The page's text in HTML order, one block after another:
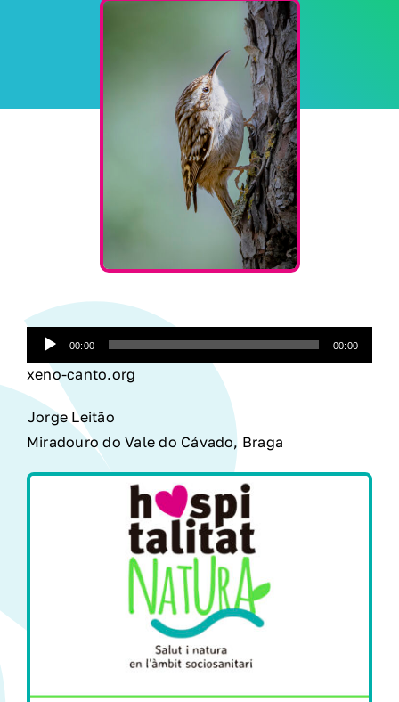
COL·LABORA / VOLUNTARIAT
ACTUALITAT
CONTACTE
Reproductor
d'àudio
00:00 00:00
xeno-canto.org
Jorge Leitão
Miradouro do Vale do Cávado, Braga